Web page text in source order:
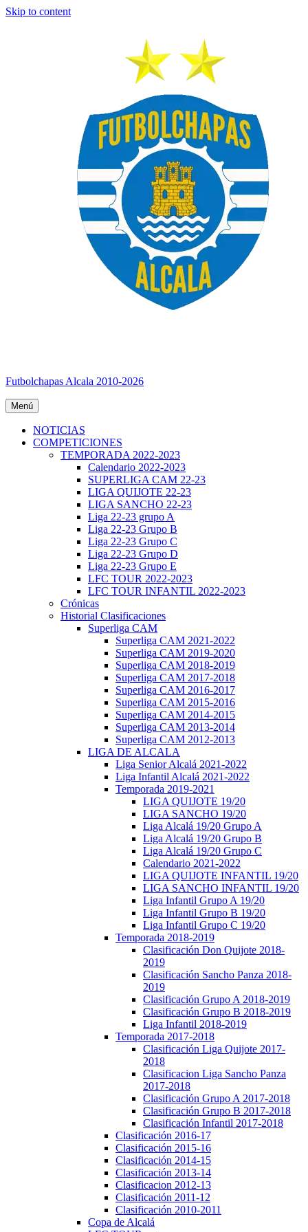
Skip to content
Futbolchapas Alcala 2010-2026
Menú
NOTICIAS
COMPETICIONES
TEMPORADA 2022-2023
Calendario 2022-2023
SUPERLIGA CAM 22-23
LIGA QUIJOTE 22-23
LIGA SANCHO 22-23
Liga 22-23 grupo A
Liga 22-23 Grupo B
Liga 22-23 Grupo C
Liga 22-23 Grupo D
Liga 22-23 Grupo E
LFC TOUR 2022-2023
LFC TOUR INFANTIL 2022-2023
Crónicas
Historial Clasificaciones
Superliga CAM
Superliga CAM 2021-2022
Superliga CAM 2019-2020
Superliga CAM 2018-2019
Superliga CAM 2017-2018
Superliga CAM 2016-2017
Superliga CAM 2015-2016
Superliga CAM 2014-2015
Superliga CAM 2013-2014
Superliga CAM 2012-2013
LIGA DE ALCALA
Liga Senior Alcalá 2021-2022
Liga Infantil Alcalá 2021-2022
Temporada 2019-2021
LIGA QUIJOTE 19/20
LIGA SANCHO 19/20
Liga Alcalá 19/20 Grupo A
Liga Alcalá 19/20 Grupo B
Liga Alcalá 19/20 Grupo C
Calendario 2021-2022
LIGA QUIJOTE INFANTIL 19/20
LIGA SANCHO INFANTIL 19/20
Liga Infantil Grupo A 19/20
Liga Infantil Grupo B 19/20
Liga Infantil Grupo C 19/20
Temporada 2018-2019
Clasificación Don Quijote 2018-
2019
Clasificación Sancho Panza 2018-
2019
Clasificación Grupo A 2018-2019
Clasificación Grupo B 2018-2019
Liga Infantil 2018-2019
Temporada 2017-2018
Clasificación Liga Quijote 2017-
2018
Clasificacion Liga Sancho Panza
2017-2018
Clasificación Grupo A 2017-2018
Clasificación Grupo B 2017-2018
Clasificación Infantil 2017-2018
Clasificación 2016-17
Clasificación 2015-16
Clasificación 2014-15
Clasificación 2013-14
Clasificacion 2012-13
Clasificación 2011-12
Clasificación 2010-2011
Copa de Alcalá